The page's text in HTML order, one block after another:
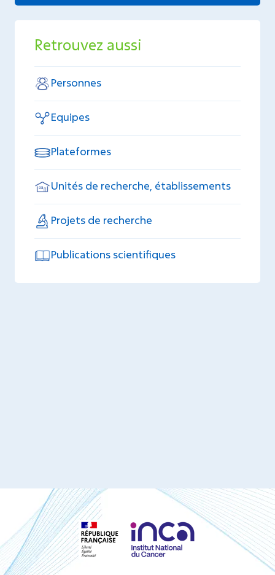
Retrouvez aussi
Personnes
Equipes
Plateformes
Unités de recherche, établissements
Projets de recherche
Publications scientifiques